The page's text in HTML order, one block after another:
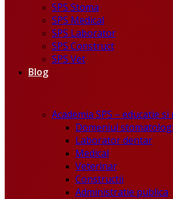
SPS Stoma
SPS Medical
SPS Laborator
SPS Construct
SPS Vet
Blog
Academia SPS – educatie
Domeniul
Laborator dentar
Medical
Veterinar
Constructii
Administratie publica